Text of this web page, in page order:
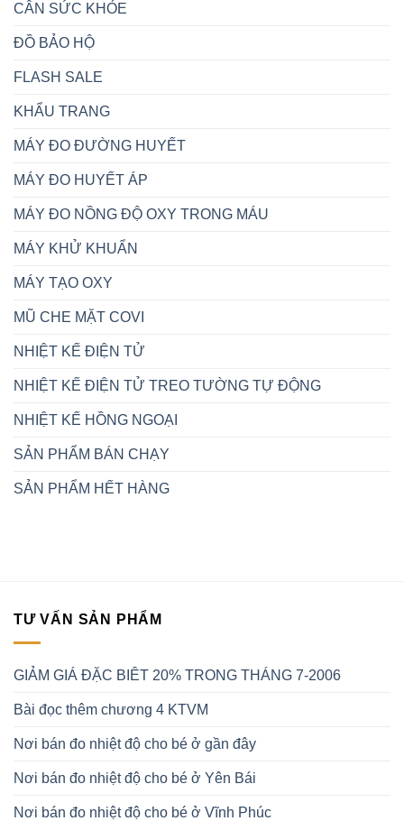
CÂN SỨC KHỎE
ĐỒ BẢO HỘ
FLASH SALE
KHẨU TRANG
MÁY ĐO ĐƯỜNG HUYẾT
MÁY ĐO HUYẾT ÁP
MÁY ĐO NỒNG ĐỘ OXY TRONG MÁU
MÁY KHỬ KHUẨN
MÁY TẠO OXY
MŨ CHE MẶT COVI
NHIỆT KẾ ĐIỆN TỬ
NHIỆT KẾ ĐIỆN TỬ TREO TƯỜNG TỰ ĐỘNG
NHIỆT KẾ HỒNG NGOẠI
SẢN PHẨM BÁN CHẠY
SẢN PHẨM HẾT HÀNG
TƯ VẤN SẢN PHẨM
GIẢM GIÁ ĐẶC BIÊT 20% TRONG THÁNG 7-2006
Bài đọc thêm chương 4 KTVM
Nơi bán đo nhiệt độ cho bé ở gần đây
Nơi bán đo nhiệt độ cho bé ở Yên Bái
Nơi bán đo nhiệt độ cho bé ở Vĩnh Phúc